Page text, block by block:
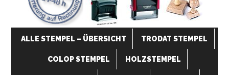
ALLE STEMPEL – ÜBERSICHT TRODAT STEMPEL
COLOP STEMPEL HOLZSTEMPEL